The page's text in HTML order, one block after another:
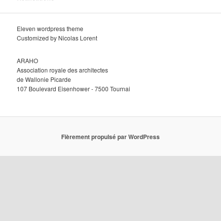
Eleven wordpress theme
Customized by Nicolas Lorent
ARAHO
Association royale des architectes
de Wallonie Picarde
107 Boulevard Eisenhower - 7500 Tournai
Fièrement propulsé par WordPress